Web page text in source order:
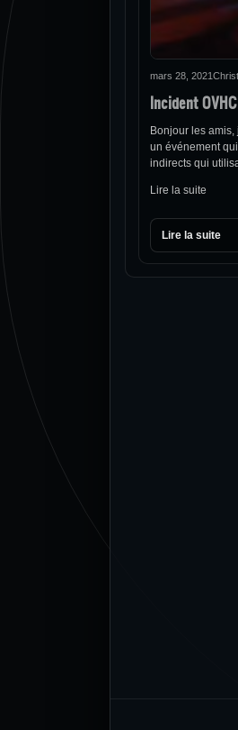
mars 28, 2021
Incident
Bonjour les
un événement
indirects qui
Lire la suite
Lire la suite